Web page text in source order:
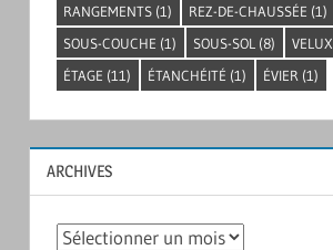
RANGEMENTS (1) REZ-DE-CHAUSSÉE (1)
SOUS-COUCHE (1) SOUS-SOL (8) VELUX
ÉTAGE (11) ÉTANCHÉITÉ (1) ÉVIER (1)
ARCHIVES
Archives